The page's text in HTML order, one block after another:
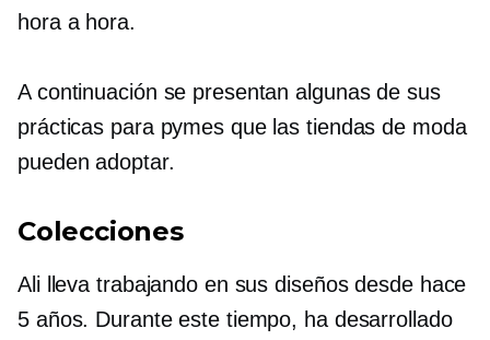
hora a hora.
A continuación se presentan algunas de sus
prácticas para pymes que las tiendas de moda
pueden adoptar.
Colecciones
Ali lleva trabajando en sus diseños desde hace
5 años. Durante este tiempo, ha desarrollado